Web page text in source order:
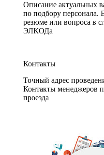
Описание актуальных
по подбору персонала.
резюме или вопроса в
ЭЛКОДа
Контакты
Точный адрес
Контакты менеджеров
проезда